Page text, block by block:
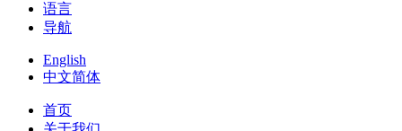
语言
导航
English
中文简体
首页